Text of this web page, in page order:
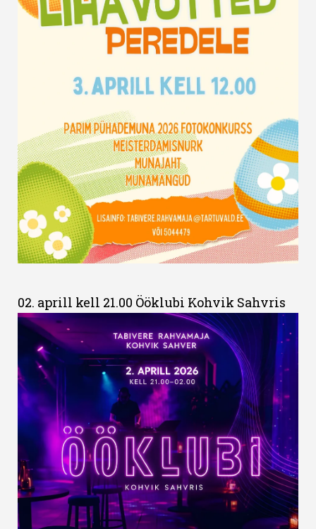
02. aprill kell 21.00 Ööklubi Kohvik Sahvris